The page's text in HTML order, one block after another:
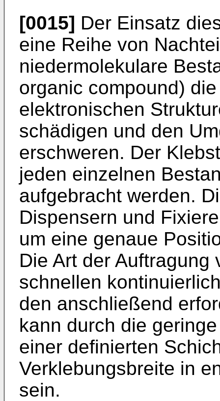
[0015] Der Einsatz
eine Reihe von
niedermolekulare
organic compound)
elektronischen
schädigen und den
erschweren. Der
jeden einzelnen
aufgebracht werden.
Dispensern und
um eine genaue
Die Art der
schnellen
den anschließend
kann durch die
einer definierten
Verklebungsbreite in
sein.